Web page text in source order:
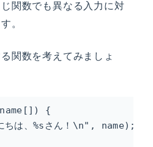
関数でも異なる入力に対
。
関数を考えてみましょ
{
は、%sさん！\n", name);